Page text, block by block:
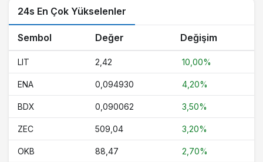
24s En Çok Yükselenler
Sembol Değer Değişim
LIT 2,42 10,00%
ENA 0,094930 4,20%
BDX 0,090062 3,50%
ZEC 509,04 3,20%
OKB 88,47 2,70%